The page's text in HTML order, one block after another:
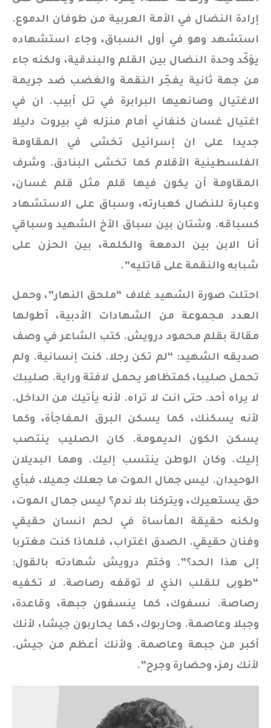
إرادة النضال في الأمة العربية من طوفان الدموع.
استشهد وهو في أول السباق، وجاء استشهاده
يؤكّد وحدة النضال بين القلم والبندقية، ولكنه جاء
من جهة ثانية يفجّر النقمة والغضب ضد جريمة
الاغتيال وصانعيها البرابرة في تل أبيب. ان في
اغتيال غسان كنفاني أمام منزله في بيروت دليلا
جديدا على ان إسرائيل تخشى في المقاومة
الفلسطينية الأقلام كما تخشى البنادق. وشرف
المقاومة أن يكون فيها قلم مثل قلم غسان،
وعبارة للنضال كعبارته، وسباق على الاستشهاد
كسباقه. وشتان بين سباق الأخ الشهيد وسباقي
أنا الابن بين الدمعة والكلمة، بين الحزن على
شبابه والنقمة على قاتليه”.
احتلت صورة الشهيد غلاف “ملحق النهار”، وحمل
العدد مجموعة من الشهادات الأدبية، أطولها
مقالة بقلم محمود درويش. كتب الشاعر في وصف
صديقه الشهيد: “لم تكن رجلا. كنت إنسانية. ولم
تحمل صليبا، كمتظاهر يحمل لافتة وراية. صليبك
لا يراه أحد. حتى انت لا تراه. لأنه يأتيك من الداخل.
لأنه يسكنك، كما يسكن البرق المفاجأة، وكما
يسكن الكون الديمومة. كان الصليب ينتصب
إليك. وكان الوطن ينتسب إليك. وهما البديلان
الوحيدان. ليس جمال الموت ما جعلك جميلا، فبأي
حق يستعيرك، ويتركنا بلا ندم؟ ليس جمال الموت،
ولكنه حقيقة المأساة في لحم انسان حقيقي
وفنان حقيقي. الصدق اغتراب، فلماذا كنت مغتربا
إلى هذا الحد؟”. وختم درويش شهادته بالقول:
“طوبى للقلب الذي لا توقفه رصاصة. لا تكفيه
رصاصة. نسفوك، كما ينسفون جبهة، وقاعدة،
وجبلا وعاصمة. وحاربوك، كما يحاربون جيشا، لأنك
أكبر من جبهة وعاصمة. ولأنك أعظم من جيش.
لأنك رمز، وحضارة وجرح”.